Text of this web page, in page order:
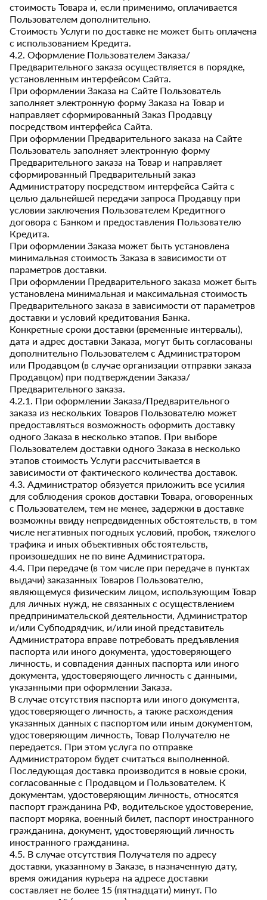
стоимость Товара и, если применимо, оплачивается
Пользователем дополнительно.
Стоимость Услуги по доставке не может быть оплачена
с использованием Кредита.
4.2. Оформление Пользователем Заказа/
Предварительного заказа осуществляется в порядке,
установленным интерфейсом Сайта.
При оформлении Заказа на Сайте Пользователь
заполняет электронную форму Заказа на Товар и
направляет сформированный Заказ Продавцу
посредством интерфейса Сайта.
При оформлении Предварительного заказа на Сайте
Пользователь заполняет электронную форму
Предварительного заказа на Товар и направляет
сформированный Предварительный заказ
Администратору посредством интерфейса Сайта с
целью дальнейшей передачи запроса Продавцу при
условии заключения Пользователем Кредитного
договора с Банком и предоставления Пользователю
Кредита.
При оформлении Заказа может быть установлена
минимальная стоимость Заказа в зависимости от
параметров доставки.
При оформлении Предварительного заказа может быть
установлена минимальная и максимальная стоимость
Предварительного заказа в зависимости от параметров
доставки и условий кредитования Банка.
Конкретные сроки доставки (временные интервалы),
дата и адрес доставки Заказа, могут быть согласованы
дополнительно Пользователем с Администратором
или Продавцом (в случае организации отправки заказа
Продавцом) при подтверждении Заказа/
Предварительного заказа.
4.2.1. При оформлении Заказа/Предварительного
заказа из нескольких Товаров Пользователю может
предоставляться возможность оформить доставку
одного Заказа в несколько этапов. При выборе
Пользователем доставки одного Заказа в несколько
этапов стоимость Услуги рассчитывается в
зависимости от фактического количества доставок.
4.3. Администратор обязуется приложить все усилия
для соблюдения сроков доставки Товара, оговоренных
с Пользователем, тем не менее, задержки в доставке
возможны ввиду непредвиденных обстоятельств, в том
числе негативных погодных условий, пробок, тяжелого
трафика и иных объективных обстоятельств,
произошедших не по вине Администратора.
4.4. При передаче (в том числе при передаче в пунктах
выдачи) заказанных Товаров Пользователю,
являющемуся физическим лицом, использующим Товар
для личных нужд, не связанных с осуществлением
предпринимательской деятельности, Администратор
и/или Субподрядчик, и/или иной представитель
Администратора вправе потребовать предъявления
паспорта или иного документа, удостоверяющего
личность, и совпадения данных паспорта или иного
документа, удостоверяющего личность с данными,
указанными при оформлении Заказа.
В случае отсутствия паспорта или иного документа,
удостоверяющего личность, а также расхождения
указанных данных с паспортом или иным документом,
удостоверяющим личность, Товар Получателю не
передается. При этом услуга по отправке
Администратором будет считаться выполненной.
Последующая доставка производится в новые сроки,
согласованные с Продавцом и Пользователем. К
документам, удостоверяющим личность, относятся
паспорт гражданина РФ, водительское удостоверение,
паспорт моряка, военный билет, паспорт иностранного
гражданина, документ, удостоверяющий личность
иностранного гражданина.
4.5. В случае отсутствия Получателя по адресу
доставки, указанному в Заказе, в назначенную дату,
время ожидания курьера на адресе доставки
составляет не более 15 (пятнадцати) минут. По